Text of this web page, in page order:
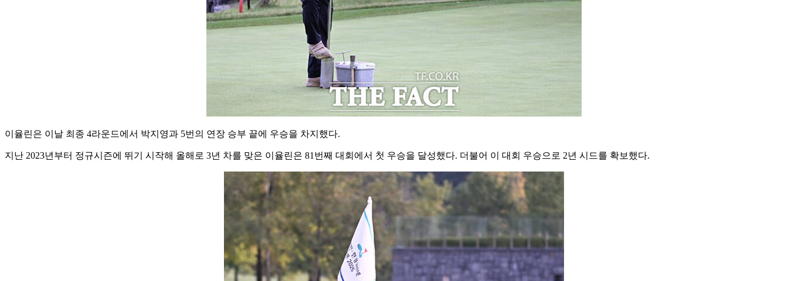
이율린은 이날 최종 4라운드에서 박지영과 5번의 연장 승부 끝에 우승을 차지했다.
지난 2023년부터 정규시즌에 뛰기 시작해 올해로 3년 차를 맞은 이율린은 81번째 대회에서 첫 우승을 달성했다. 더불어 이 대회 우승으로 2년 시드를 확보했다.